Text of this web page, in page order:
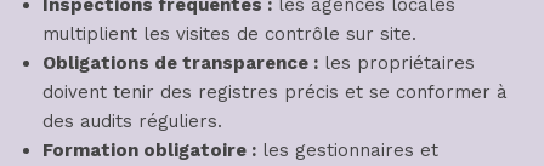
Inspections fréquentes : les agences locales
multiplient les visites de contrôle sur site.
Obligations de transparence : les propriétaires
doivent tenir des registres précis et se conformer à
des audits réguliers.
Formation obligatoire : les gestionnaires et